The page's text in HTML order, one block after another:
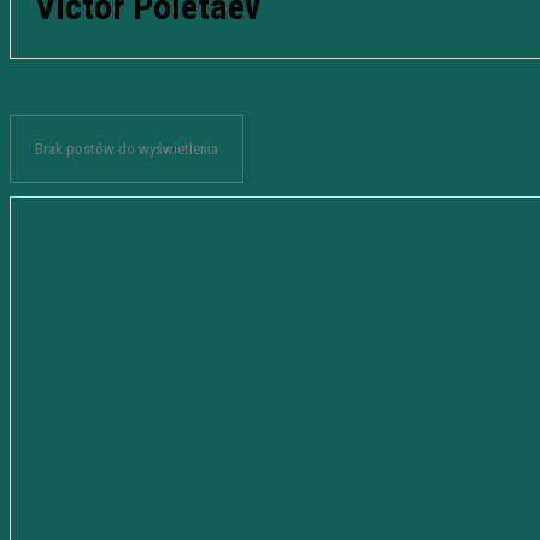
Brak postów do wyświetlenia